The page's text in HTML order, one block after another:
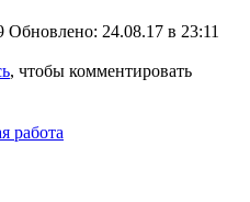
Обновлено: 24.08.17 в 23:11
, чтобы комментировать
работа